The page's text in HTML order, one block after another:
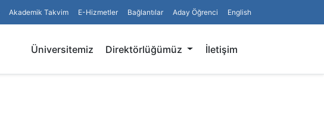
Akademik Takvim E-Hizmetler Bağlantılar Aday Öğrenci English
Üniversitemiz Direktörlüğümüz İletişim